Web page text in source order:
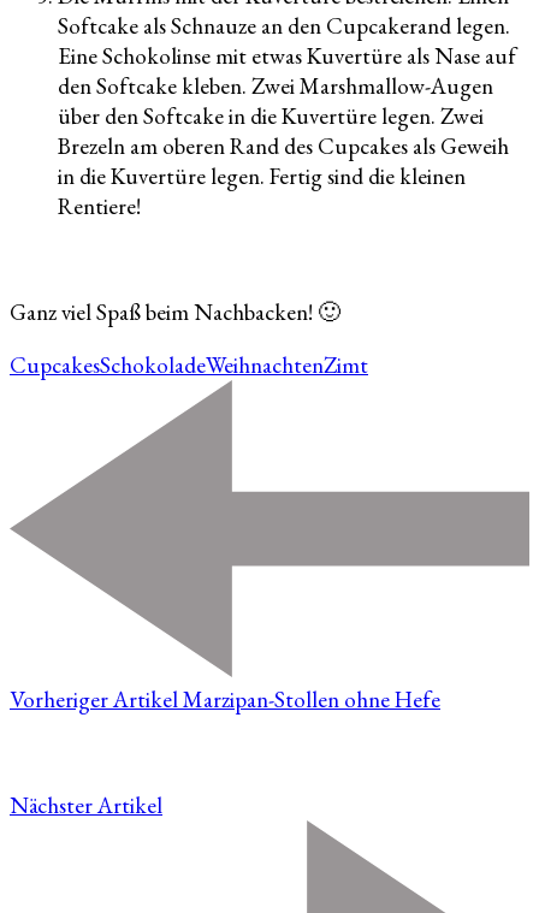
Softcake als Schnauze an den Cupcakerand legen.
Eine Schokolinse mit etwas Kuvertüre als Nase auf
den Softcake kleben. Zwei Marshmallow-Augen
über den Softcake in die Kuvertüre legen. Zwei
Brezeln am oberen Rand des Cupcakes als Geweih
in die Kuvertüre legen. Fertig sind die kleinen
Rentiere!
Ganz viel Spaß beim Nachbacken! 🙂
CupcakesSchokoladeWeihnachtenZimt
Vorheriger ArtikelMarzipan-Stollen ohne Hefe
Nächster Artikel